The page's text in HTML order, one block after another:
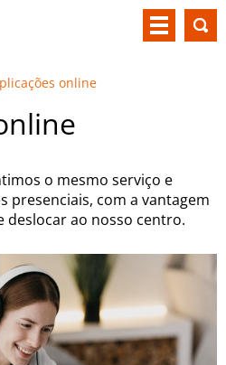
online
o mesmo serviço e
presenciais, com a vantagem
deslocar ao nosso centro.